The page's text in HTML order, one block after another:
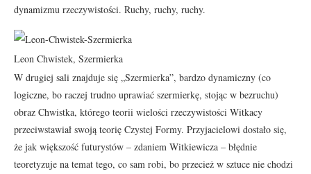
dynamizmu rzeczywistości. Ruchy, ruchy, ruchy.
Leon Chwistek, Szermierka
W drugiej sali znajduje się „Szermierka”, bardzo dynamiczny (co
logiczne, bo raczej trudno uprawiać szermierkę, stojąc w bezruchu)
obraz Chwistka, którego teorii wielości rzeczywistości Witkacy
przeciwstawiał swoją teorię Czystej Formy. Przyjacielowi dostało się,
że jak większość futurystów – zdaniem Witkiewicza – błędnie
teoretyzuje na temat tego, co sam robi, bo przecież w sztuce nie chodzi